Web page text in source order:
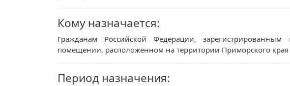
Кому назначается:
Гражданам Российской Федерации,
помещении, расположенном на территории Приморского края
Период назначения: